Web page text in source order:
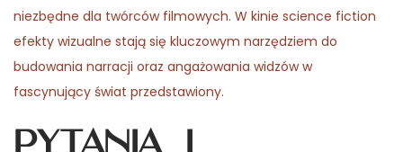
niezbędne dla twórców filmowych. W kinie science fiction
efekty wizualne stają się kluczowym narzędziem do
budowania narracji oraz angażowania widzów w
fascynujący świat przedstawiony.
Pytania i